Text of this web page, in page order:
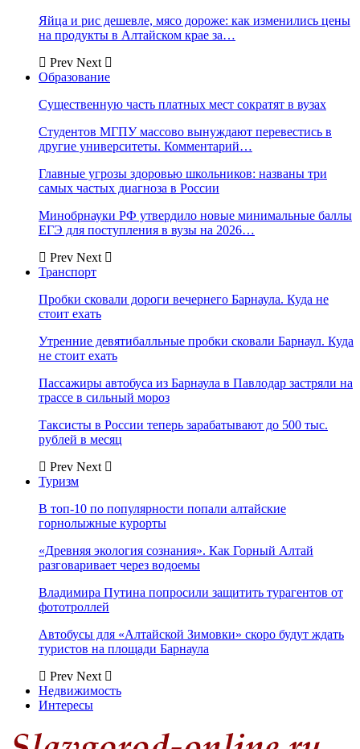
Яйца и рис дешевле, мясо дороже: как изменились цены
на продукты в Алтайском крае за…
Prev Next
Образование
Существенную часть платных мест сократят в вузах
Студентов МГПУ массово вынуждают перевестись в
другие университеты. Комментарий…
Главные угрозы здоровью школьников: названы три
самых частых диагноза в России
Минобрнауки РФ утвердило новые минимальные баллы
ЕГЭ для поступления в вузы на 2026…
Prev Next
Транспорт
Пробки сковали дороги вечернего Барнаула. Куда не
стоит ехать
Утренние девятибалльные пробки сковали Барнаул. Куда
не стоит ехать
Пассажиры автобуса из Барнаула в Павлодар застряли на
трассе в сильный мороз
Таксисты в России теперь зарабатывают до 500 тыс.
рублей в месяц
Prev Next
Туризм
В топ-10 по популярности попали алтайские
горнолыжные курорты
«Древняя экология сознания». Как Горный Алтай
разговаривает через водоемы
Владимира Путина попросили защитить турагентов от
фототроллей
Автобусы для «Алтайской Зимовки» скоро будут ждать
туристов на площади Барнаула
Prev Next
Недвижимость
Интересы